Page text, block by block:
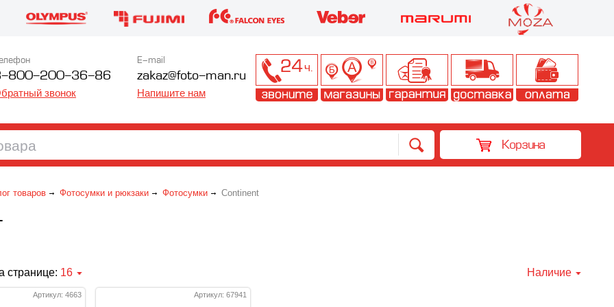
800-200-36-86
звонок
E-mail
zakaz@foto-man.ru
Напишите нам
Корзина
товаров Фотосумки и рюкзаки Фотосумки Continent
странице: 16 Наличие
Артикул: 4663 Артикул: 67941